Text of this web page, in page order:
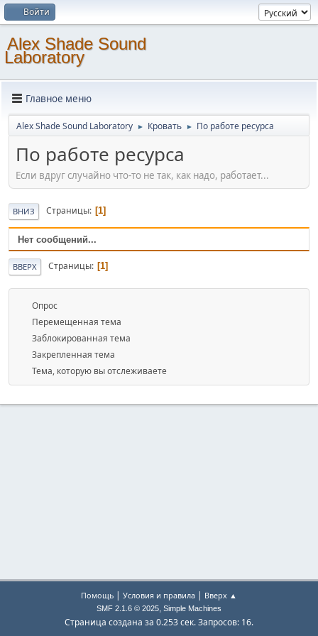
Войти
Alex Shade Sound
Laboratory
Главное меню
Alex Shade Sound Laboratory ► Кровать ► По работе ресурса
По работе ресурса
Если вдруг случайно что-то не так, как надо, работает...
ВНИЗ Страницы 1
Нет сообщений...
ВВЕРХ Страницы 1
Опрос
Перемещенная тема
Заблокированная тема
Закрепленная тема
Тема, которую вы отслеживаете
Помощь | Условия и правила | Вверх ▲
SMF 2.1.6 © 2025, Simple Machines
Страница создана за 0.253 сек. Запросов: 16.